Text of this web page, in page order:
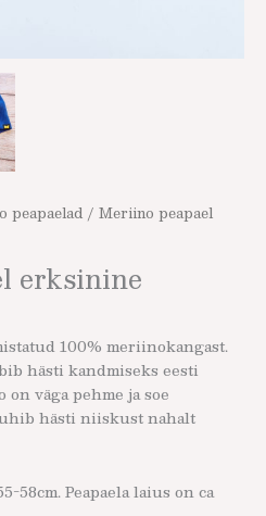
peapaelad / Meriino peapael
erksinine
100% meriinokangast.
hästi kandmiseks eesti
väga pehme ja soe
hästi niiskust nahalt
58cm. Peapaela laius on ca